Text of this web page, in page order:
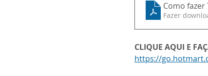
Como
Fazer
CLIQUE AQUI E
https://